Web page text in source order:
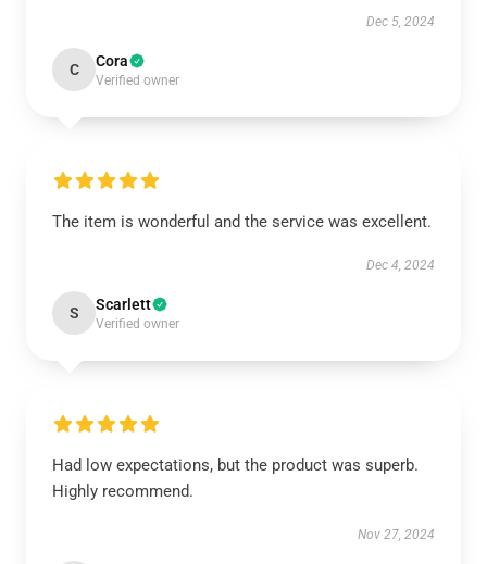
Dec 5, 2024
C Cora
Verified owner
The item is wonderful and the service was excellent.
Dec 4, 2024
S Scarlett
Verified owner
Had low expectations, but the product was superb.
Highly recommend.
Nov 27, 2024